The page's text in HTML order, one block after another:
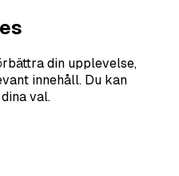
din upplevelse,
innehåll. Du kan
val.